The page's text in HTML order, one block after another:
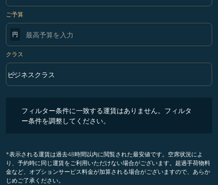
ご予算
円
クラス
クラス option ビジネスクラス Selected
ビジネスクラス
keyboard_arrow_down
フィルター条件に一致する運賃はありません。フィルタ
ー条件を調整してください。
*表示される運賃は過去48時間以内に閲覧された最安値です。空席状況によ
り、予約時に同じ運賃をご利用いただけない場合がございます。超過手荷物料
金など、オプションサービス料金が加算される場合がございますので、あらか
じめご了承ください。